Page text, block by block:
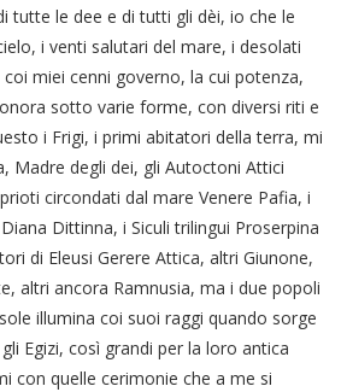
tutte le dee e di tutti gli dèi, io che le
i venti salutari del mare, i desolati
coi miei cenni governo, la cui potenza,
sotto varie forme, con diversi riti e
i Frigi, i primi abitatori della terra, mi
Madre degli dei, gli Autoctoni Attici
circondati dal mare Venere Pafia, i
Dittinna, i Siculi trilingui Proserpina
di Eleusi Gerere Attica, altri Giunone,
altri ancora Ramnusia, ma i due popoli
illumina coi suoi raggi quando sorge
Egizi, così grandi per la loro antica
con quelle cerimonie che a me si